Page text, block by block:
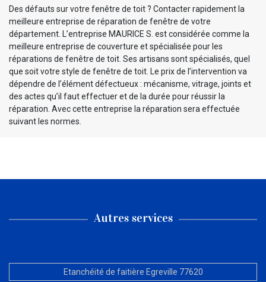
Des défauts sur votre fenêtre de toit ? Contacter rapidement la
meilleure entreprise de réparation de fenêtre de votre
département. L’entreprise MAURICE S. est considérée comme la
meilleure entreprise de couverture et spécialisée pour les
réparations de fenêtre de toit. Ses artisans sont spécialisés, quel
que soit votre style de fenêtre de toit. Le prix de l’intervention va
dépendre de l’élément défectueux : mécanisme, vitrage, joints et
des actes qu’il faut effectuer et de la durée pour réussir la
réparation. Avec cette entreprise la réparation sera effectuée
suivant les normes.
Autres services
Etanchéité de faitière Egreville 77620